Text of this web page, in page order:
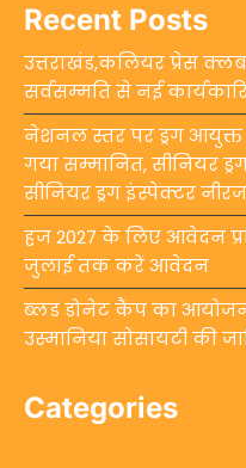
Recent Posts
उत्तराखंड,कलियर प्रेस
सर्वसम्मति से नई
नेशनल स्तर पर ड्रग आयुक्त
गया सम्मानित, सीनियर
सीनियर ड्रग इंस्पेक्टर
हज 2027 के लिए आवेदन
जुलाई तक करें आवेदन
ब्लड डोनेट कैंप का
उस्मानिया सोसायटी की
Categories